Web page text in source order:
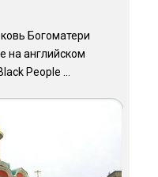
Богоматери
на английском
People ...